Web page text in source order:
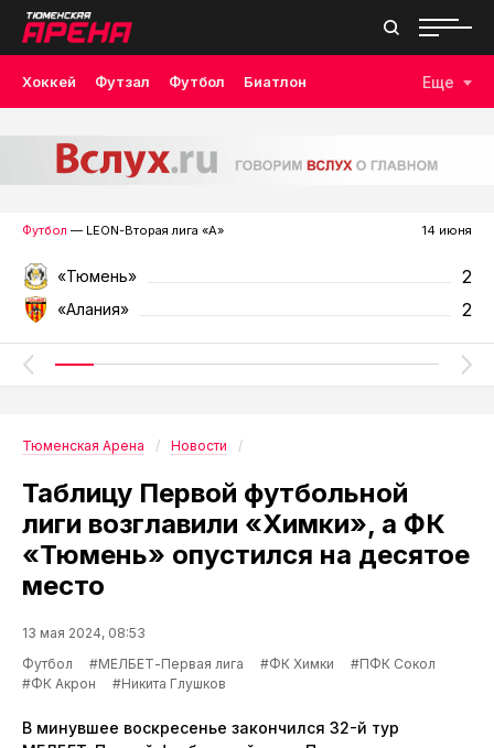
Хоккей Футзал Футбол Биатлон Еще
Футбол — LEON-Вторая лига «А» 14 июня
«Тюмень» 2
«Алания» 2
Тюменская Арена Новости
Таблицу Первой футбольной
лиги возглавили «Химки», а ФК
«Тюмень» опустился на десятое
место
13 мая 2024, 08:53
Футбол
#МЕЛБЕТ-Первая лига #ФК Химки
#ПФК Сокол
#ФК Акрон
#Никита Глушков
В минувшее воскресенье закончился 32-й тур